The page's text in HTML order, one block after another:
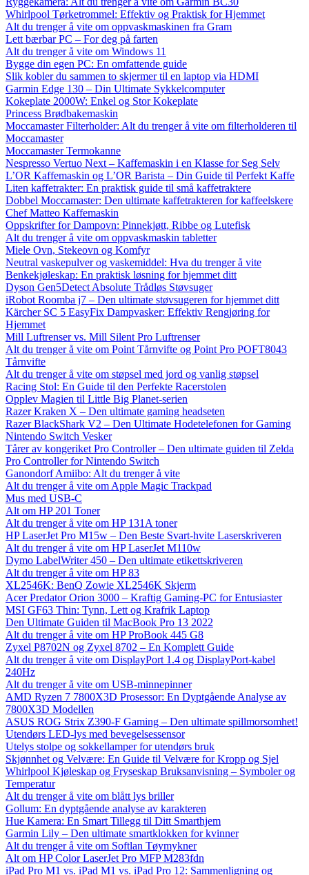
Whirlpool Tørketrommel: Effektiv og Praktisk for Hjemmet
Alt du trenger å vite om oppvaskmaskinen fra Gram
Lett bærbar PC – For deg på farten
Alt du trenger å vite om Windows 11
Bygge din egen PC: En omfattende guide
Slik kobler du sammen to skjermer til en laptop via HDMI
Garmin Edge 130 – Din Ultimate Sykkelcomputer
Kokeplate 2000W: Enkel og Stor Kokeplate
Princess Brødbakemaskin
Moccamaster Filterholder: Alt du trenger å vite om filterholderen til
Moccamaster
Moccamaster Termokanne
Nespresso Vertuo Next – Kaffemaskin i en Klasse for Seg Selv
L’OR Kaffemaskin og L’OR Barista – Din Guide til Perfekt Kaffe
Liten kaffetrakter: En praktisk guide til små kaffetraktere
Dobbel Moccamaster: Den ultimate kaffetrakteren for kaffeelskere
Chef Matteo Kaffemaskin
Oppskrifter for Dampovn: Pinnekjøtt, Ribbe og Lutefisk
Alt du trenger å vite om oppvaskmaskin tabletter
Miele Ovn, Stekeovn og Komfyr
Neutral vaskepulver og vaskemiddel: Hva du trenger å vite
Benkekjøleskap: En praktisk løsning for hjemmet ditt
Dyson Gen5Detect Absolute Trådløs Støvsuger
iRobot Roomba j7 – Den ultimate støvsugeren for hjemmet ditt
Kärcher SC 5 EasyFix Dampvasker: Effektiv Rengjøring for
Hjemmet
Mill Luftrenser vs. Mill Silent Pro Luftrenser
Alt du trenger å vite om Point Tårnvifte og Point Pro POFT8043
Tårnvifte
Alt du trenger å vite om støpsel med jord og vanlig støpsel
Racing Stol: En Guide til den Perfekte Racerstolen
Opplev Magien til Little Big Planet-serien
Razer Kraken X – Den ultimate gaming headseten
Razer BlackShark V2 – Den Ultimate Hodetelefonen for Gaming
Nintendo Switch Vesker
Tårer av kongeriket Pro Controller – Den ultimate guiden til Zelda
Pro Controller for Nintendo Switch
Ganondorf Amiibo: Alt du trenger å vite
Alt du trenger å vite om Apple Magic Trackpad
Mus med USB-C
Alt om HP 201 Toner
Alt du trenger å vite om HP 131A toner
HP LaserJet Pro M15w – Den Beste Svart-hvite Laserskriveren
Alt du trenger å vite om HP LaserJet M110w
Dymo LabelWriter 450 – Den ultimate etikettskriveren
Alt du trenger å vite om HP 83
XL2546K: BenQ Zowie XL2546K Skjerm
Acer Predator Orion 3000 – Kraftig Gaming-PC for Entusiaster
MSI GF63 Thin: Tynn, Lett og Krafrik Laptop
Den Ultimate Guiden til MacBook Pro 13 2022
Alt du trenger å vite om HP ProBook 445 G8
Zyxel P8702N og Zyxel 8702 – En Komplett Guide
Alt du trenger å vite om DisplayPort 1.4 og DisplayPort-kabel
240Hz
Alt du trenger å vite om USB-minnepinner
AMD Ryzen 7 7800X3D Prosessor: En Dyptgående Analyse av
7800X3D Modellen
ASUS ROG Strix Z390-F Gaming – Den ultimate spillmorsomhet!
Utendørs LED-lys med bevegelsessensor
Utelys stolpe og sokkellamper for utendørs bruk
Skjønnhet og Velvære: En Guide til Velvære for Kropp og Sjel
Whirlpool Kjøleskap og Fryseskap Bruksanvisning – Symboler og
Temperatur
Alt du trenger å vite om blått lys briller
Gollum: En dyptgående analyse av karakteren
Hue Kamera: En Smart Tillegg til Ditt Smarthjem
Garmin Lily – Den ultimate smartklokken for kvinner
Alt du trenger å vite om Softlan Tøymykner
Alt om HP Color LaserJet Pro MFP M283fdn
iPad Pro M1 vs. iPad M1 vs. iPad Pro 12: Sammenligning og